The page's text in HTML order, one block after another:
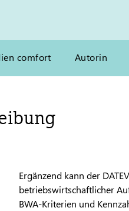
comfort Autorin
Ergänzend kann der
betriebswirtschaftlicher
BWA-Kriterien und